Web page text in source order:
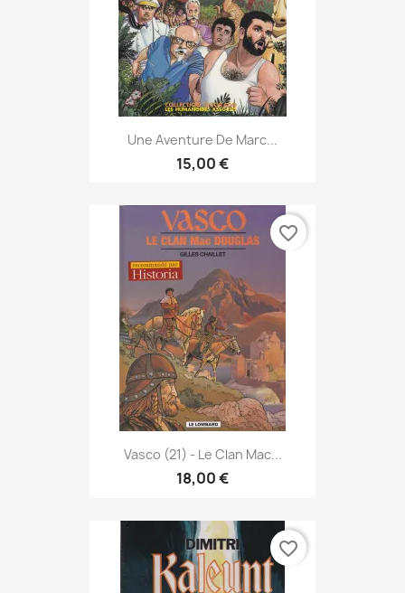
Une Aventure De Marc...
15,00 €
Vasco (21) - Le Clan Mac...
18,00 €
favorite_border
favorite_border